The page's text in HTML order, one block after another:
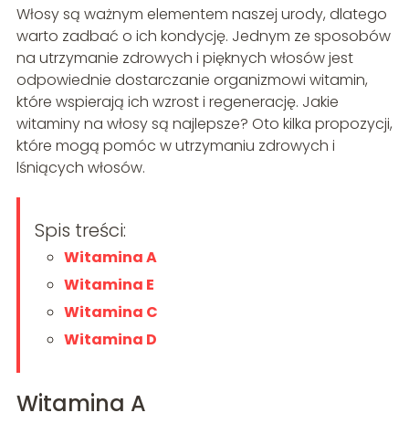
Włosy są ważnym elementem naszej urody, dlatego
warto zadbać o ich kondycję. Jednym ze sposobów
na utrzymanie zdrowych i pięknych włosów jest
odpowiednie dostarczanie organizmowi witamin,
które wspierają ich wzrost i regenerację. Jakie
witaminy na włosy są najlepsze? Oto kilka propozycji,
które mogą pomóc w utrzymaniu zdrowych i
lśniących włosów.
Spis treści:
Witamina A
Witamina E
Witamina C
Witamina D
Witamina A